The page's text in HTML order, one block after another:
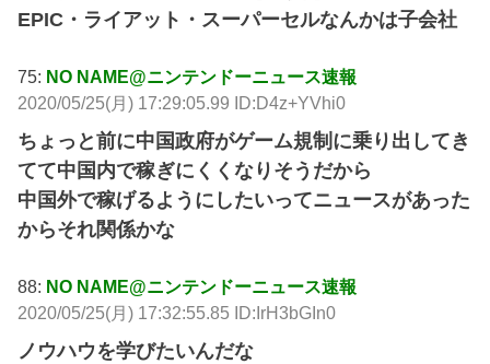
EPIC・ライアット・スーパーセルなんかは子会社
75: NO NAME@ニンテンドーニュース速報
2020/05/25(月) 17:29:05.99 ID:D4z+YVhi0
ちょっと前に中国政府がゲーム規制に乗り出してき
てて中国内で稼ぎにくくなりそうだから
中国外で稼げるようにしたいってニュースがあった
からそれ関係かな
88: NO NAME@ニンテンドーニュース速報
2020/05/25(月) 17:32:55.85 ID:IrH3bGIn0
ノウハウを学びたいんだな